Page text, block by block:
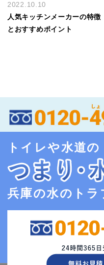
2022.10.10
人気キッチンメーカーの特徴
とおすすめポイント
トイレや水道の
兵庫の水のトラ